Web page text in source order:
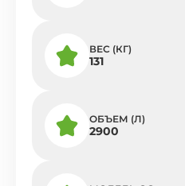
ВЕС (КГ)
131
ОБЪЕМ (Л)
2900